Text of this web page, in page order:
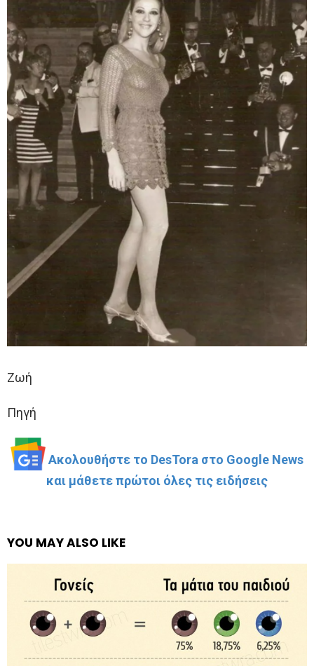
Ζωή
Πηγή
Ακολουθήστε το DesTora στο Google News
και μάθετε πρώτοι όλες τις ειδήσεις
YOU MAY ALSO LIKE